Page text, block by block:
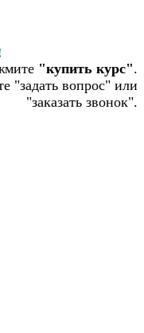
"купить курс".
"задать вопрос" или
"заказать звонок".